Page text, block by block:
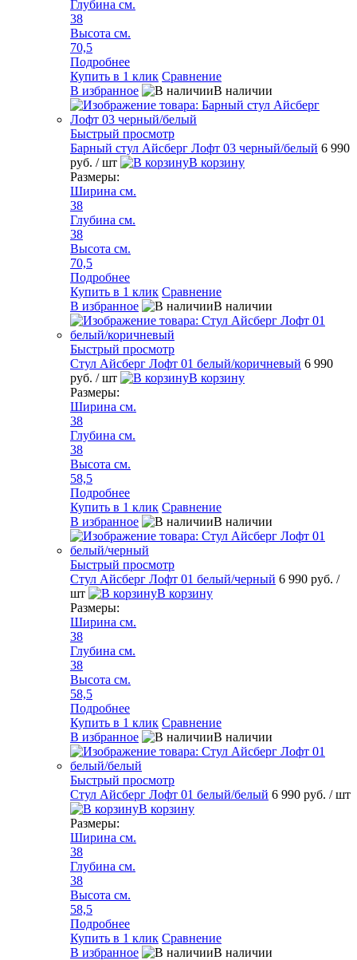
Глубина см.
38
Высота см.
70,5
Подробнее
Купить в 1 клик Сравнение
В избранное
В наличии
Быстрый просмотр
Барный стул Айсберг Лофт 03 черный/белый 6 990
руб. / шт
В корзину
Размеры:
Ширина см.
38
Глубина см.
38
Высота см.
70,5
Подробнее
Купить в 1 клик Сравнение
В избранное
В наличии
Быстрый просмотр
Стул Айсберг Лофт 01 белый/коричневый 6 990
руб. / шт
В корзину
Размеры:
Ширина см.
38
Глубина см.
38
Высота см.
58,5
Подробнее
Купить в 1 клик Сравнение
В избранное
В наличии
Быстрый просмотр
Стул Айсберг Лофт 01 белый/черный 6 990 руб. /
шт
В корзину
Размеры:
Ширина см.
38
Глубина см.
38
Высота см.
58,5
Подробнее
Купить в 1 клик Сравнение
В избранное
В наличии
Быстрый просмотр
Стул Айсберг Лофт 01 белый/белый 6 990 руб. / шт
В корзину
Размеры:
Ширина см.
38
Глубина см.
38
Высота см.
58,5
Подробнее
Купить в 1 клик Сравнение
В избранное
В наличии